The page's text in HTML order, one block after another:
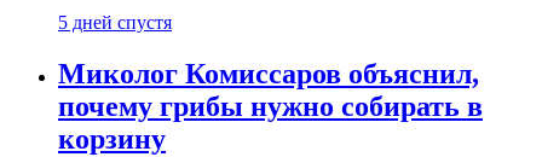
5 дней спустя
Миколог Комиссаров объяснил,
почему грибы нужно собирать в
корзину